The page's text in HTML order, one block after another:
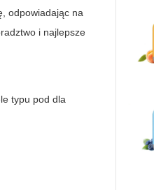
odpowiadając na
i najlepsze
typu pod dla